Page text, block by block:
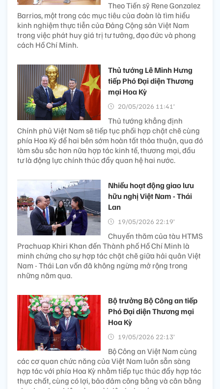
Theo Tiến sỹ Rene Gonzalez
Barrios, một trong các mục tiêu của đoàn là tìm hiểu
kinh nghiệm thực tiễn của Đảng Cộng sản Việt Nam
trong việc phát huy giá trị tư tưởng, đạo đức và phong
cách Hồ Chí Minh.
Thủ tướng Lê Minh Hưng
tiếp Phó Đại diện Thương
mại Hoa Kỳ
20/05/2026 11:41’
Thủ tướng khẳng định
Chính phủ Việt Nam sẽ tiếp tục phối hợp chặt chẽ cùng
phía Hoa Kỳ để hai bên sớm hoàn tất thỏa thuận, qua đó
làm sâu sắc hơn nữa hợp tác kinh tế, thương mại, đầu
tư là động lực chính thúc đẩy quan hệ hai nước.
Nhiều hoạt động giao lưu
hữu nghị Việt Nam - Thái
Lan
19/05/2026 22:19’
Chuyến thăm của tàu HTMS
Prachuap Khiri Khan đến Thành phố Hồ Chí Minh là
minh chứng cho sự hợp tác chặt chẽ giữa hải quân Việt
Nam - Thái Lan vốn đã không ngừng mở rộng trong
những năm qua.
Bộ trưởng Bộ Công an tiếp
Phó Đại diện Thương mại
Hoa Kỳ
19/05/2026 22:13’
Bộ Công an Việt Nam cùng
các cơ quan chức năng của Việt Nam luôn sẵn sàng
hợp tác với phía Hoa Kỳ nhằm tiếp tục thúc đẩy hợp tác
thực chất, cùng có lợi, bảo đảm công bằng và cân bằng